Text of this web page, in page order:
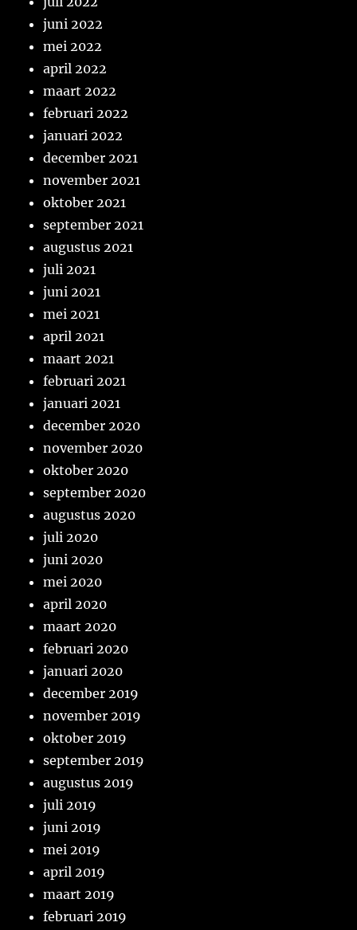
juni 2022
mei 2022
april 2022
maart 2022
februari 2022
januari 2022
december 2021
november 2021
oktober 2021
september 2021
augustus 2021
juli 2021
juni 2021
mei 2021
april 2021
maart 2021
februari 2021
januari 2021
december 2020
november 2020
oktober 2020
september 2020
augustus 2020
juli 2020
juni 2020
mei 2020
april 2020
maart 2020
februari 2020
januari 2020
december 2019
november 2019
oktober 2019
september 2019
augustus 2019
juli 2019
juni 2019
mei 2019
april 2019
maart 2019
februari 2019